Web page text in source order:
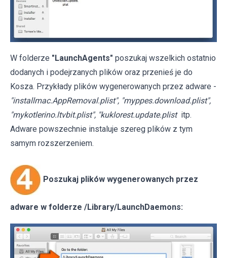
W folderze "LaunchAgents" poszukaj wszelkich ostatnio
dodanych i podejrzanych plików oraz przenieś je do
Kosza. Przykłady plików wygenerowanych przez adware -
"installmac.AppRemoval.plist", "myppes.download.plist",
"mykotlerino.ltvbit.plist", "kuklorest.update.plist itp.
Adware powszechnie instaluje szereg plików z tym
samym rozszerzeniem.
Poszukaj plików wygenerowanych przez
adware w folderze /Library/LaunchDaemons: